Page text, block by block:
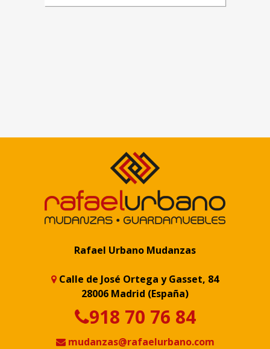
Rafael Urbano Mudanzas
Calle de José Ortega y Gasset, 84
28006 Madrid (España)
918 70 76 84
mudanzas@rafaelurbano.com